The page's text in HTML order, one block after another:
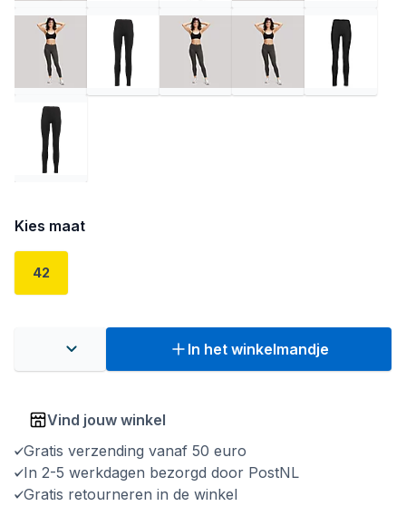
Kies maat
42
In het winkelmandje
Vind jouw winkel
Gratis verzending vanaf 50 euro
In 2-5 werkdagen bezorgd door PostNL
Gratis retourneren in de winkel